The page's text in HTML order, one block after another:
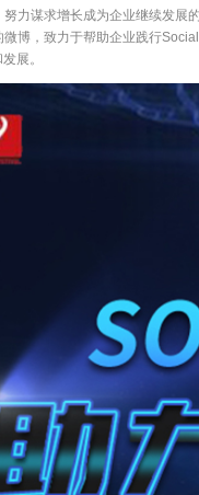
力谋求增长成为企业继续发
博，致力于帮助企业践行
展。